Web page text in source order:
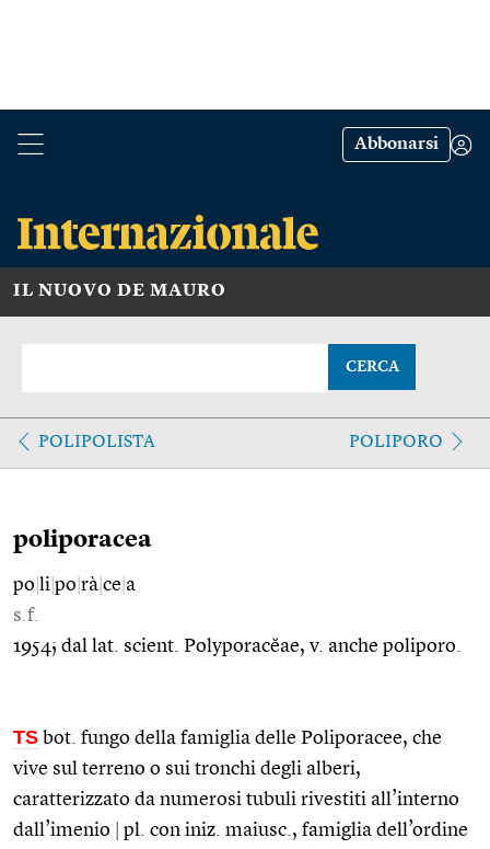
Abbonarsi
IL NUOVO DE MAURO
CERCA
POLIPOLISTA POLIPORO
poliporacea
po li po rà ce a
s.f.
1954; dal lat. scient. Polyporacĕae, v. anche poliporo.
TS bot. fungo della famiglia delle Poliporacee, che
vive sul terreno o sui tronchi degli alberi,
caratterizzato da numerosi tubuli rivestiti all’interno
dall’imenio
pl. con iniz. maiusc., famiglia dell’ordine